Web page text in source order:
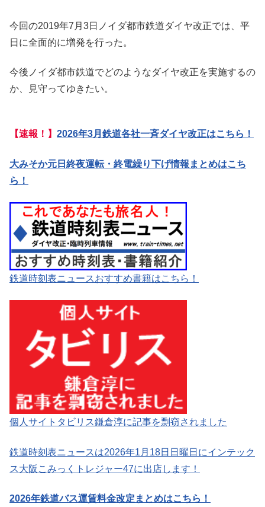
今回の2019年7月3日ノイダ都市鉄道ダイヤ改正では、平
日に全面的に増発を行った。
今後ノイダ都市鉄道でどのようなダイヤ改正を実施するの
か、見守ってゆきたい。
【速報！】 2026年3月鉄道各社一斉ダイヤ改正はこちら！
大みそか元日終夜運転・終電繰り下げ情報まとめはこち
ら！
鉄道時刻表ニュースおすすめ書籍はこちら！
個人サイトタビリス鎌倉淳に記事を剽窃されました
鉄道時刻表ニュースは2026年1月18日日曜日にインテック
ス大阪こみっくトレジャー47に出店します！
2026年鉄道バス運賃料金改定まとめはこちら！